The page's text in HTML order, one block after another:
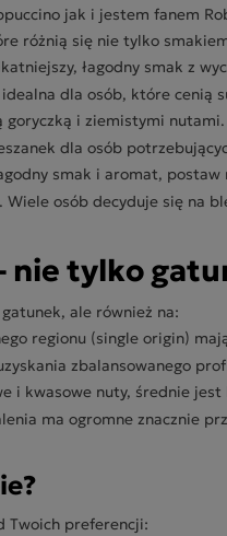
jak i jestem fanem
różnią się nie tylko
łagodny smak z
dla osób, które cenią
goryczką i ziemistymi
dla osób
smak i aromat,
osób decyduje się na
nie tylko
ale również na:
regionu (single origin)
zbalansowanego
i kwasowe nuty, średnie
ma ogromne znacznie
Twoich preferencji: